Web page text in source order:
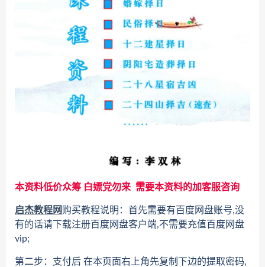
本资料低价众筹 白嫖党勿来 需要本资料的加客服咨询
启杰教程网购买教程说明：首先需要有百度网盘账号,没
有的话请下载注册百度网盘客户端,不需要充值百度网盘
vip;
第二步：支付后 在本页面右上角先复制下边的提取密码,